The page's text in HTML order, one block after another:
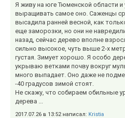
Я живу на юге Тюменской области и
выращивать самое оно. Саженцы
высадила ранней весной, как
еще заморозки, но они не
назад, сейчас дерево вполне
сильно высокое, чуть выше 2-х
густая. Зимует хорошо. Я особо
укрываю ветками почву вокруг
много выпадает. Оно даже не
-40 градусов зимой стоят.
Не скажу, что собираем обильные
дерева ...
2017.07.26 в 13:52 написал: Kristia